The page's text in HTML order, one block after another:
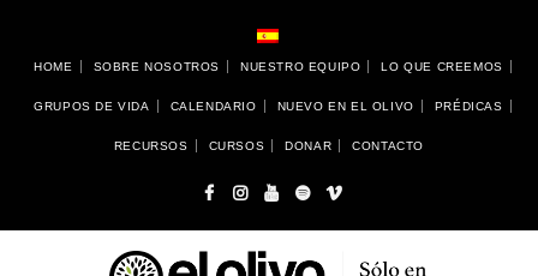
HOME SOBRE NOSOTROS NUESTRO EQUIPO LO QUE CREEMOS
GRUPOS DE VIDA CALENDARIO NUEVO EN EL OLIVO PRÉDICAS
RECURSOS CURSOS DONAR CONTACTO